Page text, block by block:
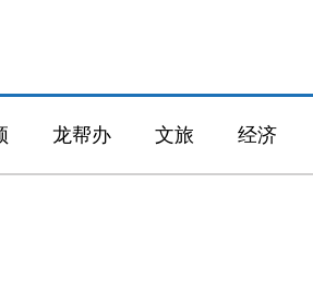
龙帮办 文旅 经济